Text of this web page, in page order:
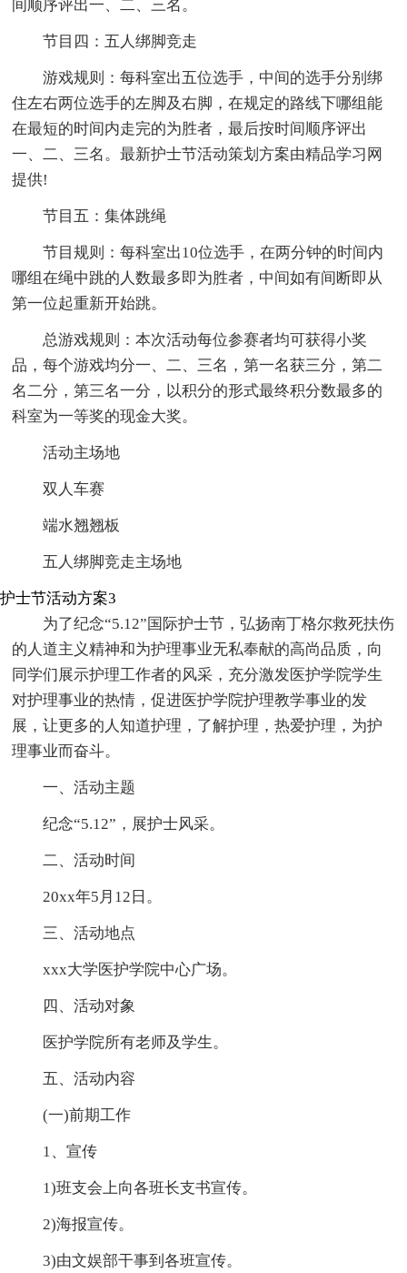
间顺序评出一、二、三名。
节目四：五人绑脚竞走
游戏规则：每科室出五位选手，中间的选手分别绑
住左右两位选手的左脚及右脚，在规定的路线下哪组能
在最短的时间内走完的为胜者，最后按时间顺序评出
一、二、三名。最新护士节活动策划方案由精品学习网
提供!
节目五：集体跳绳
节目规则：每科室出10位选手，在两分钟的时间内
哪组在绳中跳的人数最多即为胜者，中间如有间断即从
第一位起重新开始跳。
总游戏规则：本次活动每位参赛者均可获得小奖
品，每个游戏均分一、二、三名，第一名获三分，第二
名二分，第三名一分，以积分的形式最终积分数最多的
科室为一等奖的现金大奖。
活动主场地
双人车赛
端水翘翘板
五人绑脚竞走主场地
护士节活动方案3
为了纪念“5.12”国际护士节，弘扬南丁格尔救死扶伤
的人道主义精神和为护理事业无私奉献的高尚品质，向
同学们展示护理工作者的风采，充分激发医护学院学生
对护理事业的热情，促进医护学院护理教学事业的发
展，让更多的人知道护理，了解护理，热爱护理，为护
理事业而奋斗。
一、活动主题
纪念“5.12”，展护士风采。
二、活动时间
20xx年5月12日。
三、活动地点
xxx大学医护学院中心广场。
四、活动对象
医护学院所有老师及学生。
五、活动内容
(一)前期工作
1、宣传
1)班支会上向各班长支书宣传。
2)海报宣传。
3)由文娱部干事到各班宣传。